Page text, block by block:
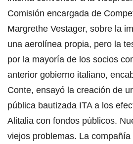
Comisión encargada de
Margrethe Vestager, sobre la
una aerolínea propia, pero la
por la mayoría de los socios
anterior gobierno italiano,
Conte, ensayó la creación de
pública bautizada ITA a los
Alitalia con fondos públicos.
viejos problemas. La